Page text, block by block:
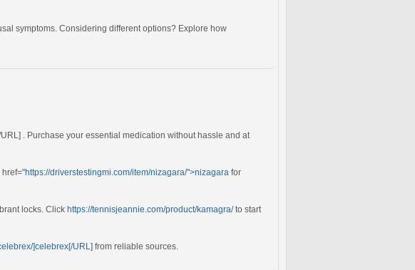
symptoms. Considering different options? Explore how
. Purchase your essential medication without hassle and at
https://driverstestingmi.com/item/nizagara/">nizagara for
locks. Click https://tennisjeannie.com/product/kamagra/to start
]celebrex[/URL] from reliable sources.